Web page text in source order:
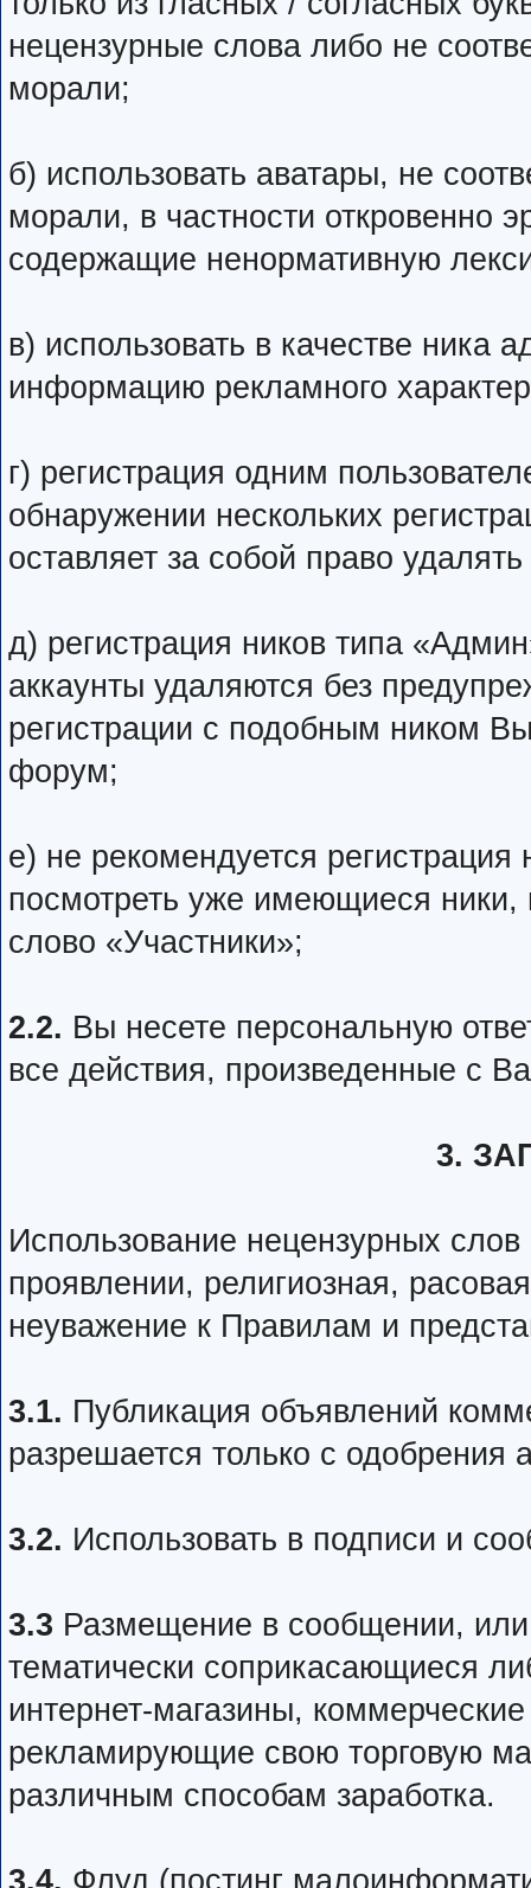
нецензурные слова либо не
морали;
б) использовать аватары, не
морали, в частности откровенно
содержащие ненормативную
в) использовать в качестве ника
информацию рекламного
г) регистрация одним
обнаружении нескольких
оставляет за собой право
д) регистрация ников типа
аккаунты удаляются без
регистрации с подобным ником
форум;
е) не рекомендуется
посмотреть уже имеющиеся
слово «Участники»;
2.2. Вы несете персональную
все действия, произведенные с
3.
Использование нецензурных
проявлении, религиозная,
неуважение к Правилам и
3.1. Публикация объявлений
разрешается только с одобрения
3.2. Использовать в подписи и
3.3 Размещение в сообщении,
тематически соприкасающиеся
интернет-магазины,
рекламирующие свою торговую
различным способам заработка.
3.4. Флуд (постинг